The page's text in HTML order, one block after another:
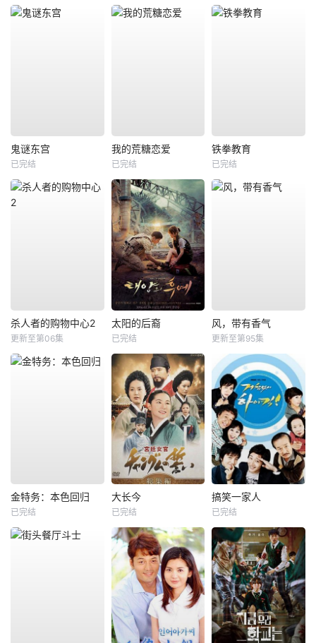
鬼谜东宫
已完结
我的荒糖恋爱
已完结
铁拳教育
已完结
杀人者的购物中心2
更新至第06集
太阳的后裔
已完结
风，带有香气
更新至第95集
金特务：本色回归
已完结
大长今
已完结
搞笑一家人
已完结